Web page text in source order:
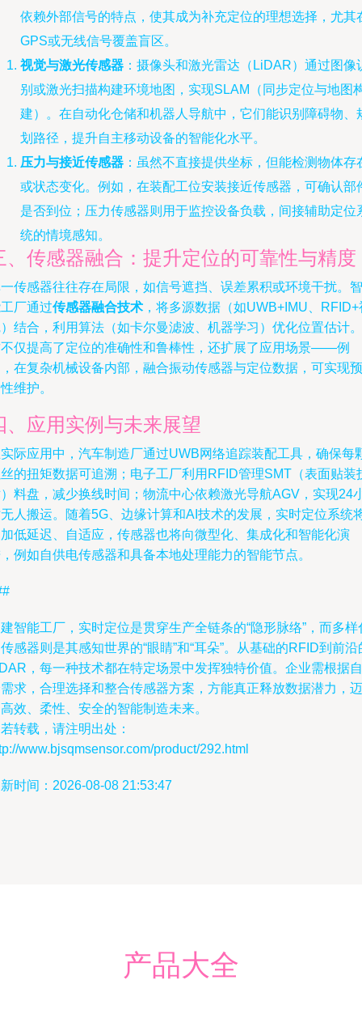
依赖外部信号的特点，使其成为补充定位的理想选择，尤其
GPS或无线信号覆盖盲区。
视觉与激光传感器 ：摄像头和激光雷达（LiDAR）通过图像
别或激光扫描构建环境地图，实现SLAM（同步定位与地图
建）。在自动化仓储和机器人导航中，它们能识别障碍物、
划路径，提升自主移动设备的智能化水平。
压力与接近传感器 ：虽然不直接提供坐标，但能检测物体存
或状态变化。例如，在装配工位安装接近传感器，可确认部
是否到位；压力传感器则用于监控设备负载，间接辅助定位
统的情境感知。
、传感器融合：提升定位的可靠性与精度
传感器往往存在局限，如信号遮挡、误差累积或环境干扰。智
厂通过传感器融合技术 ，将多源数据（如UWB+IMU、RFID+
结合，利用算法（如卡尔曼滤波、机器学习）优化位置估计。
仅提高了定位的准确性和鲁棒性，还扩展了应用场景——例
在复杂机械设备内部，融合振动传感器与定位数据，可实现预
维护。
、应用实例与未来展望
际应用中，汽车制造厂通过UWB网络追踪装配工具，确保每
的扭矩数据可追溯；电子工厂利用RFID管理SMT（表面贴装
料盘，减少换线时间；物流中心依赖激光导航AGV，实现24
人搬运。随着5G、边缘计算和AI技术的发展，实时定位系统
低延迟、自适应，传感器也将向微型化、集成化和智能化演
例如自供电传感器和具备本地处理能力的智能节点。
智能工厂，实时定位是贯穿生产全链条的“隐形脉络”，而多样
感器则是其感知世界的“眼睛”和“耳朵”。从基础的RFID到前沿
，每一种技术都在特定场景中发挥独特价值。企业需根据自
求，合理选择和整合传感器方案，方能真正释放数据潜力，迈
效、柔性、安全的智能制造未来。
转载，请注明出处：
www.bjsqmsensor.com/product/292.html
时间：2026-08-08 21:53:47
产品大全